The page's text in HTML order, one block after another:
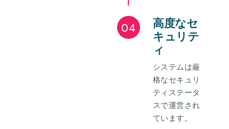
04
高度なセ
キュリテ
ィ
システムは厳
格なセキュリ
ティステータ
スで運営され
ています。